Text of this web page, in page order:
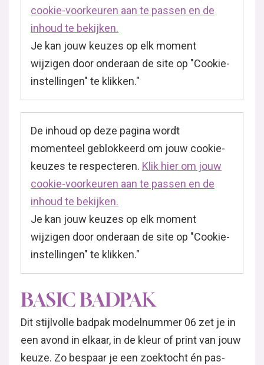
cookie-voorkeuren aan te passen en de
inhoud te bekijken.
Je kan jouw keuzes op elk moment
wijzigen door onderaan de site op "Cookie-
instellingen" te klikken."
De inhoud op deze pagina wordt
momenteel geblokkeerd om jouw cookie-
keuzes te respecteren. Klik hier om jouw
cookie-voorkeuren aan te passen en de
inhoud te bekijken.
Je kan jouw keuzes op elk moment
wijzigen door onderaan de site op "Cookie-
instellingen" te klikken."
BASIC BADPAK
Dit stijlvolle badpak modelnummer 06 zet je in
een avond in elkaar, in de kleur of print van jouw
keuze. Zo bespaar je een zoektocht én pas-